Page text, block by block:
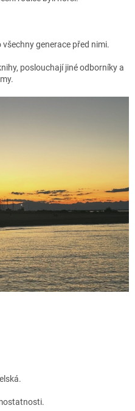
generace před nimi.
poslouchají jiné odborníky a